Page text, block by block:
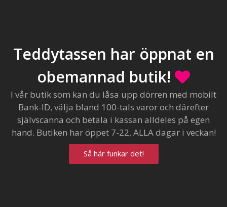
Teddytassen har öppnat en
obemannad butik!
I vår butik som kan du låsa upp dörren med mobilt
Bank-ID, välja bland 100-tals varor och därefter
självscanna och betala i kassan alldeles på egen
hand. Butiken har öppet 7-22, ALLA dagar i veckan!
Så här funkar det!